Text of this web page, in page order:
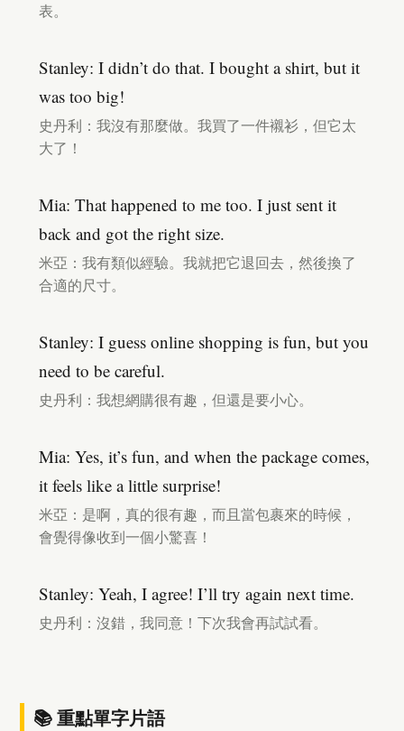
表。
Stanley: I didn’t do that. I bought a shirt, but it
was too big!
史丹利：我沒有那麼做。我買了一件襯衫，但它太
大了！
Mia: That happened to me too. I just sent it
back and got the right size.
米亞：我有類似經驗。我就把它退回去，然後換了
合適的尺寸。
Stanley: I guess online shopping is fun, but you
need to be careful.
史丹利：我想網購很有趣，但還是要小心。
Mia: Yes, it’s fun, and when the package comes,
it feels like a little surprise!
米亞：是啊，真的很有趣，而且當包裹來的時候，
會覺得像收到一個小驚喜！
Stanley: Yeah, I agree! I’ll try again next time.
史丹利：沒錯，我同意！下次我會再試試看。
📚 重點單字片語